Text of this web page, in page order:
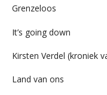
Grenzeloos
It’s going down
Kirsten Verdel (kroniek
Land van ons